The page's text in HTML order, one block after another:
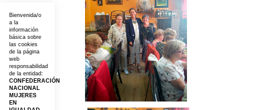
Bienvenida/o
a la
información
básica sobre
las cookies
de la página
web
responsabilidad
de la entidad:
CONFEDERACIÓN
NACIONAL
MUJERES
EN